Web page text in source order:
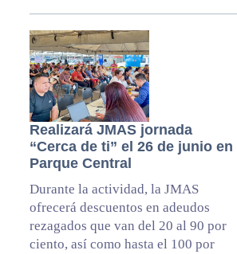
Realizará JMAS jornada
“Cerca de ti” el 26 de junio en
Parque Central
Durante la actividad, la JMAS
ofrecerá descuentos en adeudos
rezagados que van del 20 al 90 por
ciento, así como hasta el 100 por